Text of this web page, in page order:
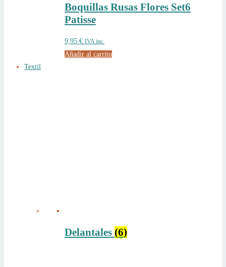
Boquillas Rusas Flores Set6
Patisse
9,95 € IVA inc.
Añadir al carrito
Textil
Delantales (6)